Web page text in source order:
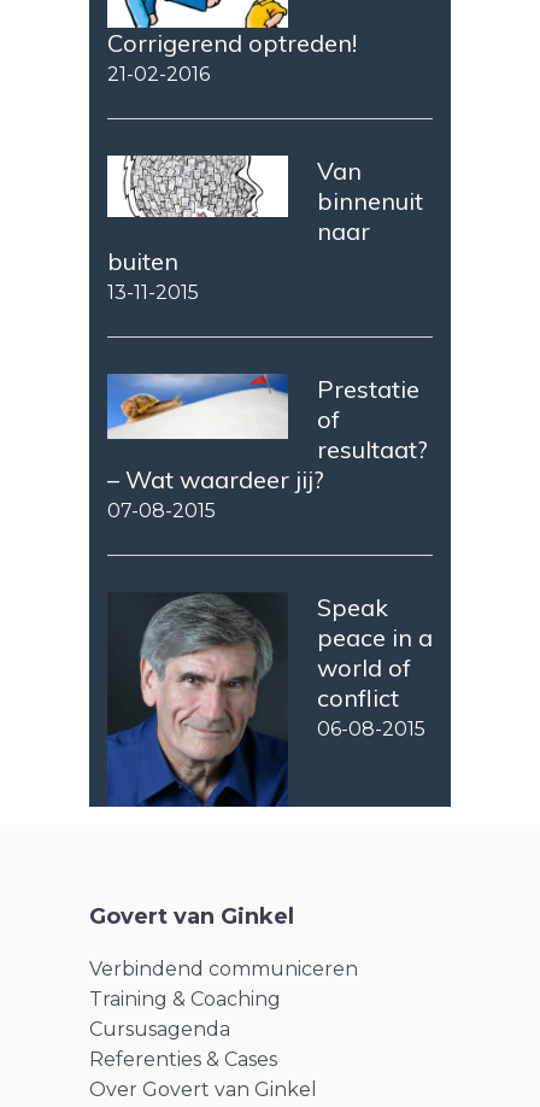
Corrigerend optreden!
21-02-2016
Van
binnenuit
naar
buiten
13-11-2015
Prestatie
of
resultaat?
– Wat waardeer jij?
07-08-2015
Speak
peace in a
world of
conflict
06-08-2015
Govert van Ginkel
Verbindend communiceren
Training & Coaching
Cursusagenda
Referenties & Cases
Over Govert van Ginkel